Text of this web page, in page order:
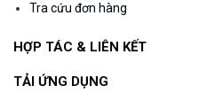
Tra cứu đơn hàng
HỢP TÁC & LIÊN KẾT
TẢI ỨNG DỤNG